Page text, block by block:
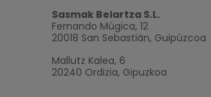
Sasmak Belartza S.L.
Fernando Múgica, 12
20018 San Sebastián, Guipúzcoa
Mallutz Kalea, 6
20240 Ordizia, Gipuzkoa